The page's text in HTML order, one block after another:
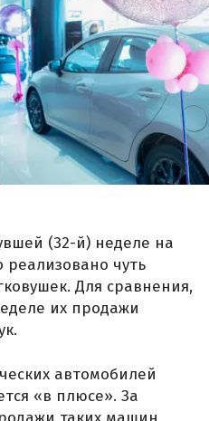
(32-й) неделе на
чуть
Для сравнения,
их продажи
автомобилей
«в плюсе». За